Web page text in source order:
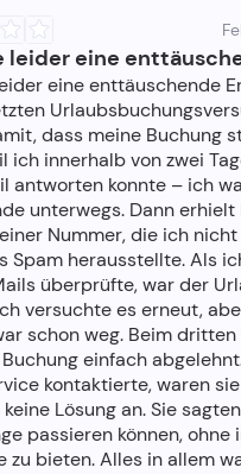
leider eine
eine enttäuschende
dass meine Buchung
ich innerhalb von zwei
antworten konnte – ich
unterwegs. Dann
Nummer, die ich
Spam herausstellte. Als
überprüfte, war der
versuchte es erneut,
schon weg. Beim dritten
einfach
kontaktierte, waren
Lösung an. Sie
passieren können, ohne
zu bieten. Alles in allem